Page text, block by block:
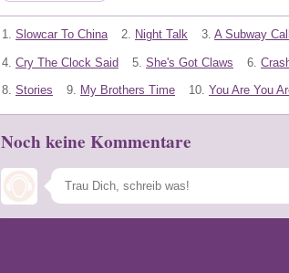
1. Slowcar To China 2. Night Talk 3. A Subway
4. Cry The Clock Said 5. She's Got Claws 6.
8. Stories 9. My Brothers Time 10. You Are You
Noch keine Kommentare